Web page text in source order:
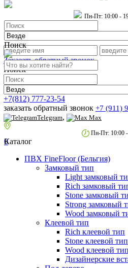
Пн-Пт: 10:00 -
Поиск
Заказать обратный звонок
Поиск
+7(812) 777-23-54
заказать обратный звонок +7 (911)
Telegram, Max
Пн-Пт: 10:00
0
Каталог
ПВХ FineFloor (Бельгия)
Замковый тип
Light замковый
Rich замковый
Stone замковый
Strong замковый
Wood замковый
Клеевой тип
Rich клеевой тип
Stone клеевой тип
Wood клеевой тип
Дизайнерские